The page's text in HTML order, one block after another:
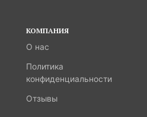
КОМПАНИЯ
О нас
Политика
конфиденциальности
Отзывы